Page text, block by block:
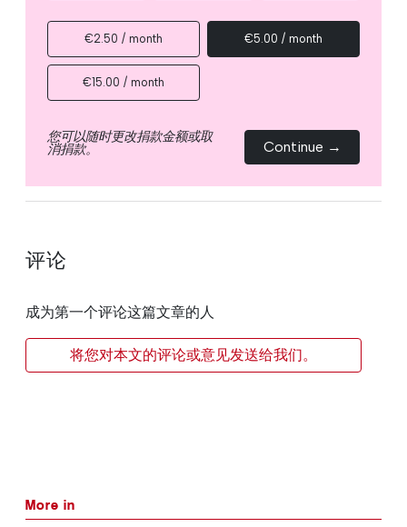
€2.50 / month €5.00 / month
€15.00 / month
您可以随时更改捐款金额或取
消捐款。 Continue →
评论
成为第一个评论这篇文章的人
将您对本文的评论或意见发送给我们。
More in